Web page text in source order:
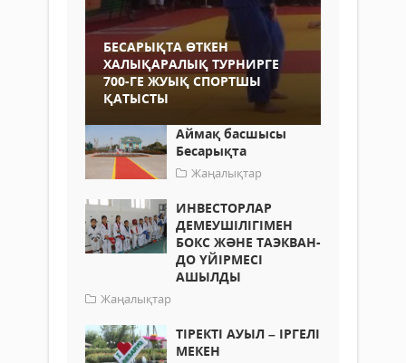
БЕСАРЫҚТА ӨТКЕН
ХАЛЫҚАРАЛЫҚ ТУРНИРГЕ
700-ГЕ ЖУЫҚ СПОРТШЫ
ҚАТЫСТЫ
Аймақ басшысы
Бесарықта
Жаңалықтар
ИНВЕСТОРЛАР
ДЕМЕУШІЛІГІМЕН
БОКС ЖӘНЕ ТАЭКВАН-
ДО ҮЙІРМЕСІ
АШЫЛДЫ
Жаңалықтар
ТІРЕКТІ АУЫЛ – ІРГЕЛІ
МЕКЕН